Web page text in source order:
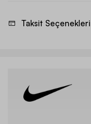
Taksit Seçenekleri